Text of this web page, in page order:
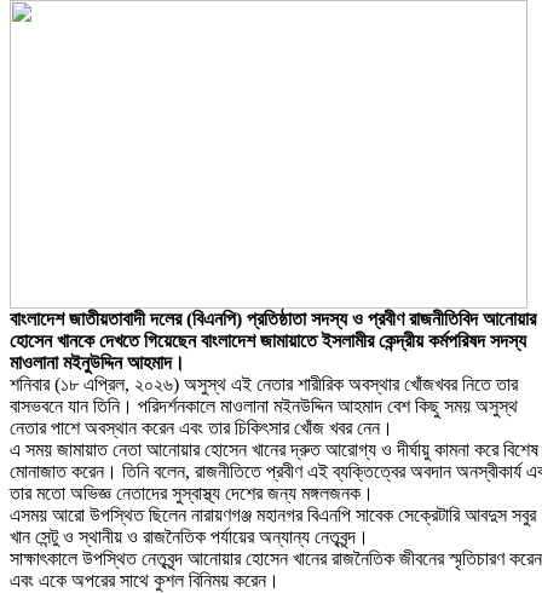
বাংলাদেশ জাতীয়তাবাদী দলের (বিএনপি) প্রতিষ্ঠাতা সদস্য ও প্রবীণ রাজনীতিবিদ আনোয়ার
হোসেন খানকে দেখতে গিয়েছেন বাংলাদেশ জামায়াতে ইসলামীর কেন্দ্রীয় কর্মপরিষদ সদস্য
মাওলানা মইনুউদ্দিন আহমাদ।
​শনিবার (১৮ এপ্রিল, ২০২৬) অসুস্থ এই নেতার শারীরিক অবস্থার খোঁজখবর নিতে তার
বাসভবনে যান তিনি। পরিদর্শনকালে মাওলানা মইনউদ্দিন আহমাদ বেশ কিছু সময় অসুস্থ
নেতার পাশে অবস্থান করেন এবং তার চিকিৎসার খোঁজ খবর নেন।
​এ সময় জামায়াত নেতা আনোয়ার হোসেন খানের দ্রুত আরোগ্য ও দীর্ঘায়ু কামনা করে বিশেষ
মোনাজাত করেন। তিনি বলেন, রাজনীতিতে প্রবীণ এই ব্যক্তিত্বের অবদান অনস্বীকার্য
তার মতো অভিজ্ঞ নেতাদের সুস্বাস্থ্য দেশের জন্য মঙ্গলজনক।
এসময় আরো উপস্থিত ছিলেন ​নারায়ণগঞ্জ মহানগর বিএনপি সাবেক সেক্রেটারি আবদুস সবুর
খান সেন্টু ও ​স্থানীয় ও রাজনৈতিক পর্যায়ের অন্যান্য নেতৃবৃন্দ।
​সাক্ষাৎকালে উপস্থিত নেতৃবৃন্দ আনোয়ার হোসেন খানের রাজনৈতিক জীবনের স্মৃতিচারণ করেন
এবং একে অপরের সাথে কুশল বিনিময় করেন।